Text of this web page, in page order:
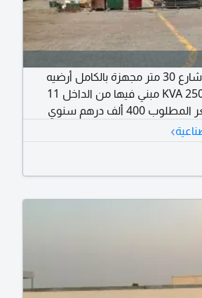
حوطة للإيجار في الصناعية 17 على شارع 30 متر مجهزة بالكامل أرضيه
انترلوك ومياه وكهرباء عالية تقريبا 250 KVA مبني فيها من الداخل 11
›